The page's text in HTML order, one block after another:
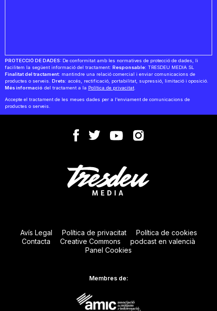
PROTECCIÓ DE DADES: De conformitat amb les normatives de protecció de dades, li
facilitem la següent informació del tractament: Responsable: TRESDEU MEDIA SL
Finalitat del tractament: mantindre una relació comercial i enviar comunicacions de
productes o serveis. Drets: accés, rectificació, portabilitat, supressió, limitació i oposició.
Més informació del tractament a la Política de privacitat
Accepte el tractament de les meues dades per a l'enviament de comunicacions de
productes o serveis.
Avís Legal Política de privacitat
Política de cookies
Contacta
Creative Commons
podcast en valencià
Panel Cookies
Membres de: